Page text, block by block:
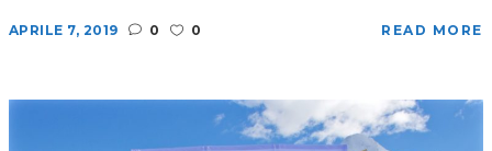
APRILE 7, 2019 0 0 READ MORE